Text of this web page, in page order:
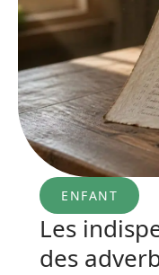
ENFANT
Les
des